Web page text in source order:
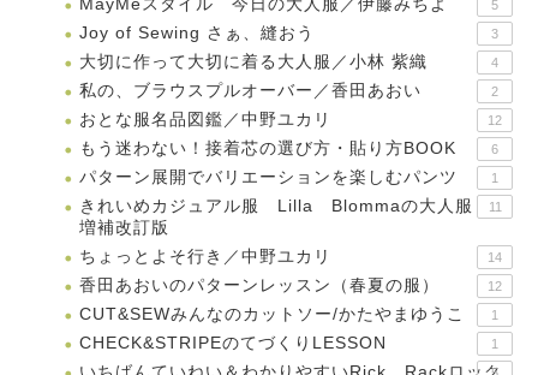
MayMeスタイル 今日の大人服／伊藤みちよ 5
Joy of Sewing さぁ、縫おう 3
大切に作って大切に着る大人服／小林 紫織 4
私の、ブラウスプルオーバー／香田あおい 2
おとな服名品図鑑／中野ユカリ 12
もう迷わない！接着芯の選び方・貼り方BOOK 6
パターン展開でバリエーションを楽しむパンツ 1
きれいめカジュアル服 Lilla Blommaの大人服
増補改訂版
11
ちょっとよそ行き／中野ユカリ 14
香田あおいのパターンレッスン（春夏の服） 12
CUT&SEWみんなのカットソー/かたやまゆうこ 1
CHECK&STRIPEのてづくりLESSON 1
5